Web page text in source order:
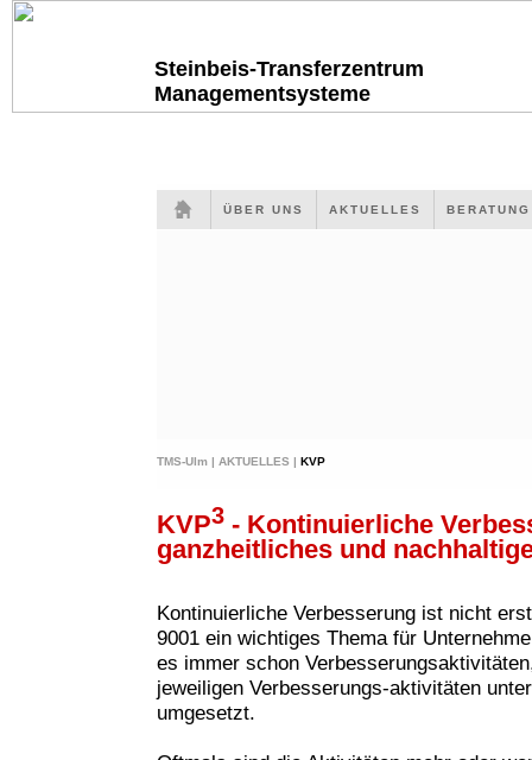
Steinbeis-Transferzentrum
Managementsysteme
ÜBER UNS AKTUELLES
TMS-Ulm | AKTUELLES | KVP
KVP3 - Kontinuierliche
ganzheitliches und
Kontinuierliche Verbesserung ist nicht
9001 ein wichtiges Thema für
es immer schon
jeweiligen Verbesserungs-aktivitäten
umgesetzt.